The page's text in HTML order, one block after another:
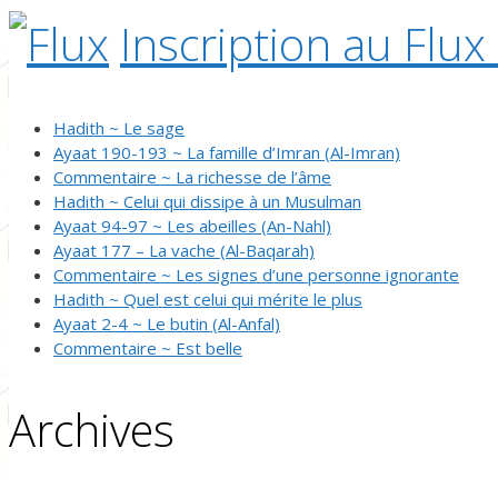
Inscription au Flux
Hadith ~ Le sage
Ayaat 190-193 ~ La famille d’Imran (Al-Imran)
Commentaire ~ La richesse de l’âme
Hadith ~ Celui qui dissipe à un Musulman
Ayaat 94-97 ~ Les abeilles (An-Nahl)
Ayaat 177 – La vache (Al-Baqarah)
Commentaire ~ Les signes d’une personne ignorante
Hadith ~ Quel est celui qui mérite le plus
Ayaat 2-4 ~ Le butin (Al-Anfal)
Commentaire ~ Est belle
Archives